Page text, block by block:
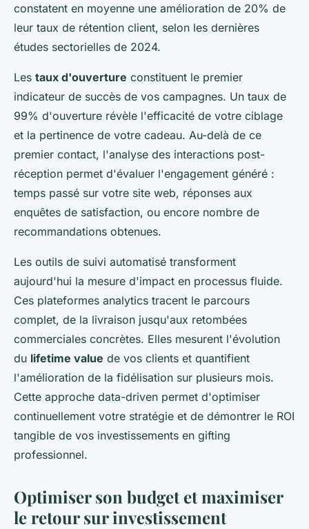
constatent en moyenne une amélioration de 20% de
leur taux de rétention client, selon les dernières
études sectorielles de 2024.
Les taux d'ouverture constituent le premier
indicateur de succès de vos campagnes. Un taux de
99% d'ouverture révèle l'efficacité de votre ciblage
et la pertinence de votre cadeau. Au-delà de ce
premier contact, l'analyse des interactions post-
réception permet d'évaluer l'engagement généré :
temps passé sur votre site web, réponses aux
enquêtes de satisfaction, ou encore nombre de
recommandations obtenues.
Les outils de suivi automatisé transforment
aujourd'hui la mesure d'impact en processus fluide.
Ces plateformes analytics tracent le parcours
complet, de la livraison jusqu'aux retombées
commerciales concrètes. Elles mesurent l'évolution
du lifetime value de vos clients et quantifient
l'amélioration de la fidélisation sur plusieurs mois.
Cette approche data-driven permet d'optimiser
continuellement votre stratégie et de démontrer le ROI
tangible de vos investissements en gifting
professionnel.
Optimiser son budget et maximiser
le retour sur investissement